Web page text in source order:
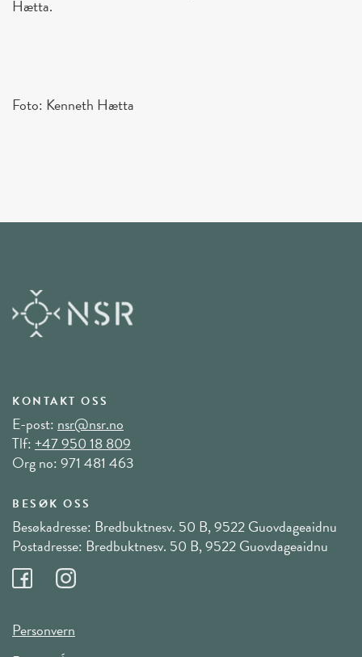
Hætta.
Foto: Kenneth Hætta
KONTAKT OSS
E-post:nsr@nsr.no
Tlf:+47 950 18 809
Org no: 971 481 463
BESØK OSS
Besøkadresse: Bredbuktnesv. 50 B, 9522 Guovdageaidnu
Postadresse: Bredbuktnesv. 50 B, 9522 Guovdageaidnu
Personvern